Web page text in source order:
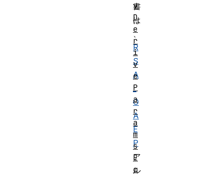
書
は
、
R
S
A
_
O
A
E
P
ア
ル
y
D
e
r
i
v
e
P
a
r
a
m
s
E
c